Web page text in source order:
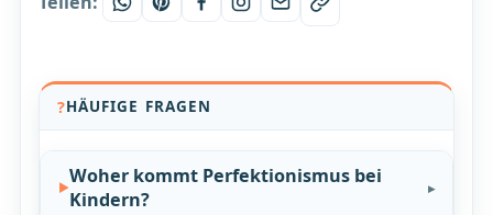
HÄUFIGE FRAGEN
Woher kommt Perfektionismus bei
Kindern?